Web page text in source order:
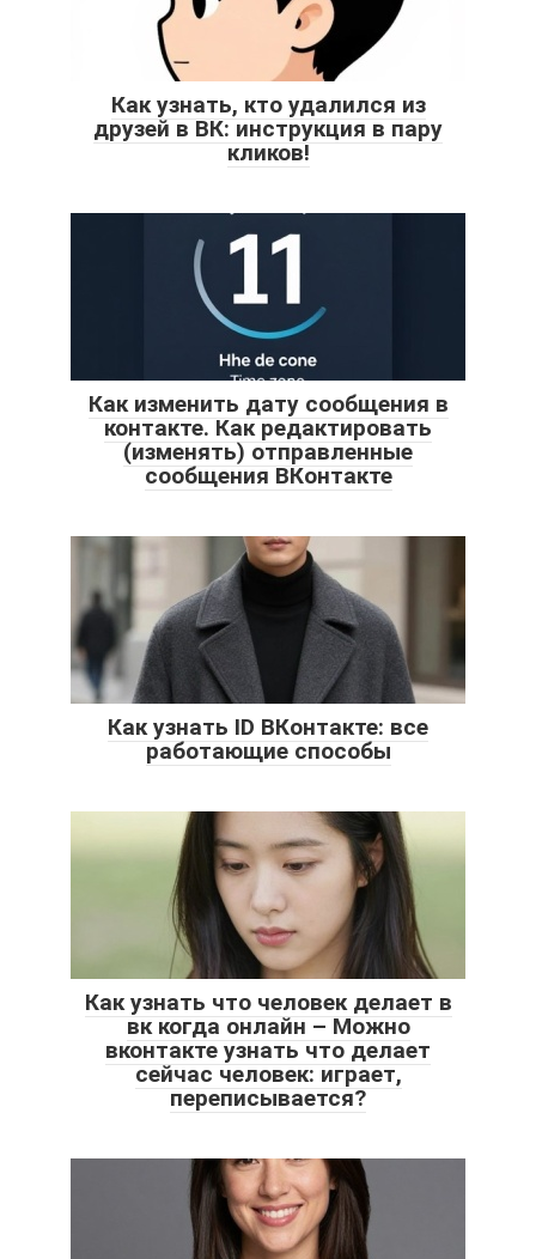
Как узнать, кто удалился из
друзей в ВК: инструкция в пару
кликов!
Как изменить дату сообщения в
контакте. Как редактировать
(изменять) отправленные
сообщения ВКонтакте
Как узнать ID ВКонтакте: все
работающие способы
Как узнать что человек делает в
вк когда онлайн – Можно
вконтакте узнать что делает
сейчас человек: играет,
переписывается?